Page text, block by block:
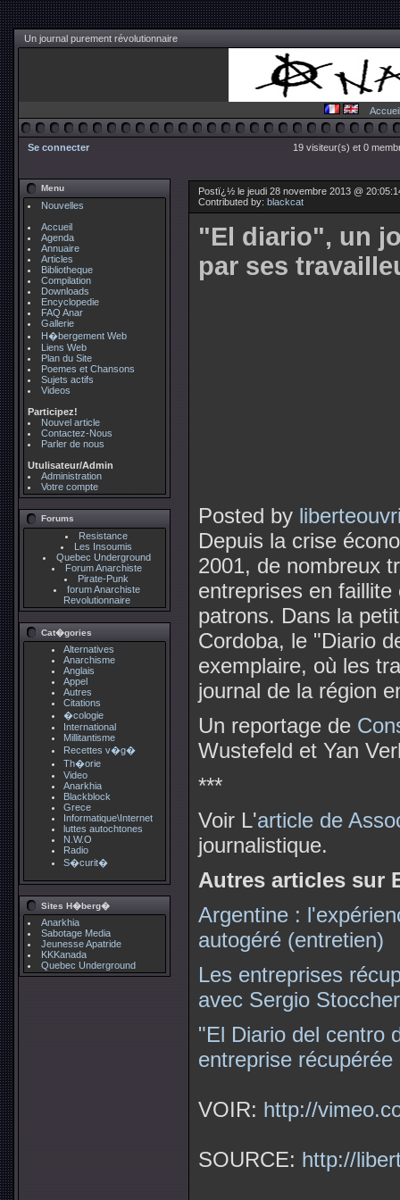
Un journal purement révolutionnaire
Accueil
Se connecter 19 visiteur(s) et 0
Menu
Nouvelles
Accueil
Agenda
Annuaire
Articles
Bibliotheque
Compilation
Downloads
Encyclopedie
FAQ Anar
Gallerie
H�bergement Web
Liens Web
Plan du Site
Poemes et Chansons
Sujets actifs
Videos
Participez!
Nouvel article
Contactez-Nous
Parler de nous
Utulisateur/Admin
Administration
Votre compte
Forums
Resistance
Les Insoumis
Quebec Underground
Forum Anarchiste
Pirate-Punk
forum Anarchiste
Revolutionnaire
Cat�gories
Alternatives
Anarchisme
Anglais
Appel
Autres
Citations
�cologie
International
Millitantisme
Recettes v�g�
Th�orie
Video
Anarkhia
Blackblock
Grece
Informatique\Internet
luttes autochtones
N.W.O
Radio
S�curit�
Sites H�berg�
Anarkhia
Sabotage Media
Jeunesse Apatride
KKKanada
Quebec Underground
Postï¿½ le jeudi 28 novembre 2013 @
Contributed by: blackcat
"El diario", un
par ses
Posted by
Depuis la crise
2001, de nombreux
entreprises en
patrons. Dans la
Cordoba, le "Diario
exemplaire, où les
journal de la région
Un reportage de
Wustefeld et Yan
***
Voir L'article de
journalistique.
Autres articles sur
Argentine :
autogéré (entretien)
Les entreprises
avec Sergio
"El Diario del centro
entreprise récupérée
VOIR: http://
SOURCE: http://